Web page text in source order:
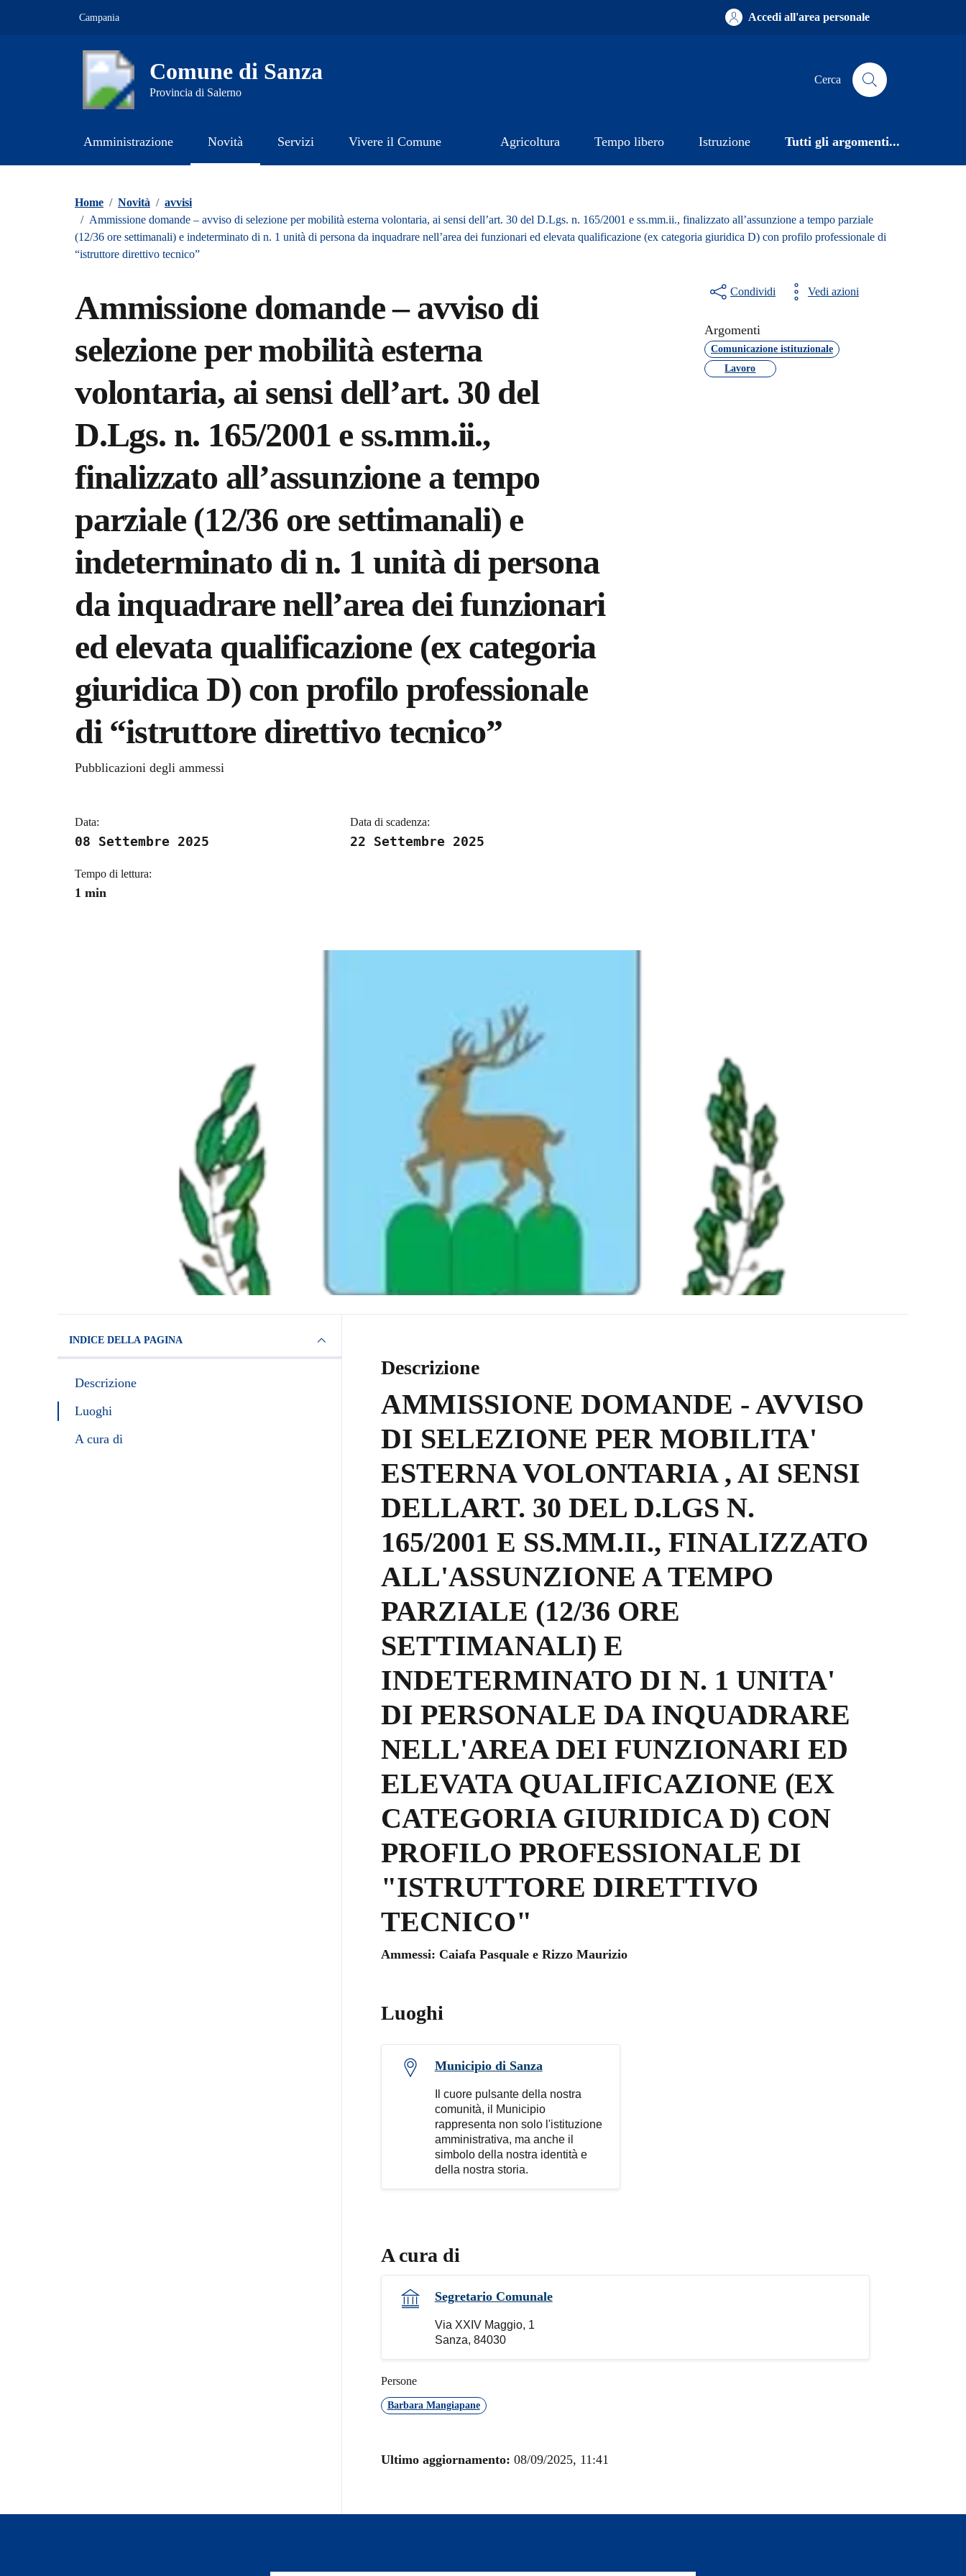
Campania Accedi all'area personale
Comune di Sanza
Provincia di Salerno
Cerca
Amministrazione Novità Servizi Vivere il Comune Agricoltura Tempo libero Istruzione Tutti gli argomenti...
Home / Novità / avvisi
/ Ammissione domande – avviso di selezione per mobilità esterna volontaria, ai sensi dell’art. 30 del D.Lgs. n. 165/2001 e ss.mm.ii., finalizzato all’assunzione a tempo parziale
(12/36 ore settimanali) e indeterminato di n. 1 unità di persona da inquadrare nell’area dei funzionari ed elevata qualificazione (ex categoria giuridica D) con profilo professionale di
“istruttore direttivo tecnico”
Ammissione domande – avviso di
selezione per mobilità esterna
volontaria, ai sensi dell’art. 30 del
D.Lgs. n. 165/2001 e ss.mm.ii.,
finalizzato all’assunzione a tempo
parziale (12/36 ore settimanali) e
indeterminato di n. 1 unità di persona
da inquadrare nell’area dei funzionari
ed elevata qualificazione (ex categoria
giuridica D) con profilo professionale
di “istruttore direttivo tecnico”
Dettagli della notizia
Pubblicazioni degli ammessi
Data:
08 Settembre 2025
Data di scadenza:
22 Settembre 2025
Tempo di lettura:
1 min
Condividi Vedi azioni
Argomenti
Comunicazione istituzionale
Lavoro
INDICE DELLA PAGINA
Descrizione
Luoghi
A cura di
Descrizione
AMMISSIONE DOMANDE - AVVISO
DI SELEZIONE PER MOBILITA'
ESTERNA VOLONTARIA , AI SENSI
DELLART. 30 DEL D.LGS N.
165/2001 E SS.MM.II., FINALIZZATO
ALL'ASSUNZIONE A TEMPO
PARZIALE (12/36 ORE
SETTIMANALI) E
INDETERMINATO DI N. 1 UNITA'
DI PERSONALE DA INQUADRARE
NELL'AREA DEI FUNZIONARI ED
ELEVATA QUALIFICAZIONE (EX
CATEGORIA GIURIDICA D) CON
PROFILO PROFESSIONALE DI
"ISTRUTTORE DIRETTIVO
TECNICO"
Ammessi: Caiafa Pasquale e Rizzo Maurizio
Luoghi
Municipio di Sanza
Il cuore pulsante della nostra
comunità, il Municipio
rappresenta non solo l'istituzione
amministrativa, ma anche il
simbolo della nostra identità e
della nostra storia.
A cura di
Segretario Comunale
Via XXIV Maggio, 1
Sanza, 84030
Persone
Barbara Mangiapane
Ultimo aggiornamento: 08/09/2025, 11:41